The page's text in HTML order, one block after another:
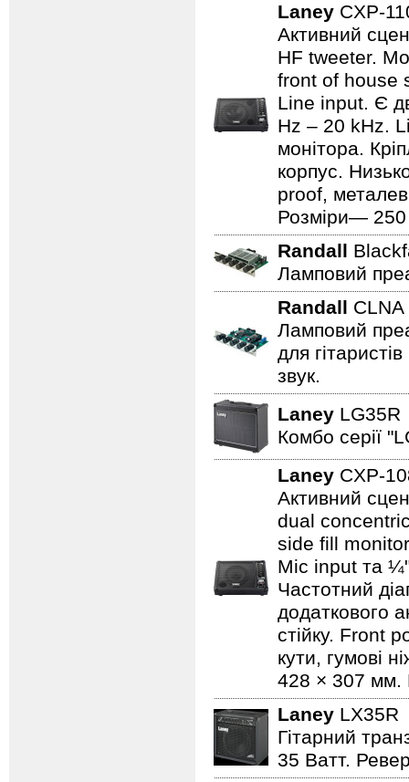
Laney CXP-
Активний
HF tweeter.
front of house
Line input. Є
Hz – 20 kHz.
монітора.
корпус.
proof,
Розміри—
Randall
Ламповий
Randall
Ламповий
для
звук.
Laney
Комбо серії
Laney CXP-
Активний
dual
side fill
Mic input та
Частотний
додаткового
стійку. Front
кути, гумові
428 × 307 мм.
Laney LX35R
Гітарний
35 Ватт.